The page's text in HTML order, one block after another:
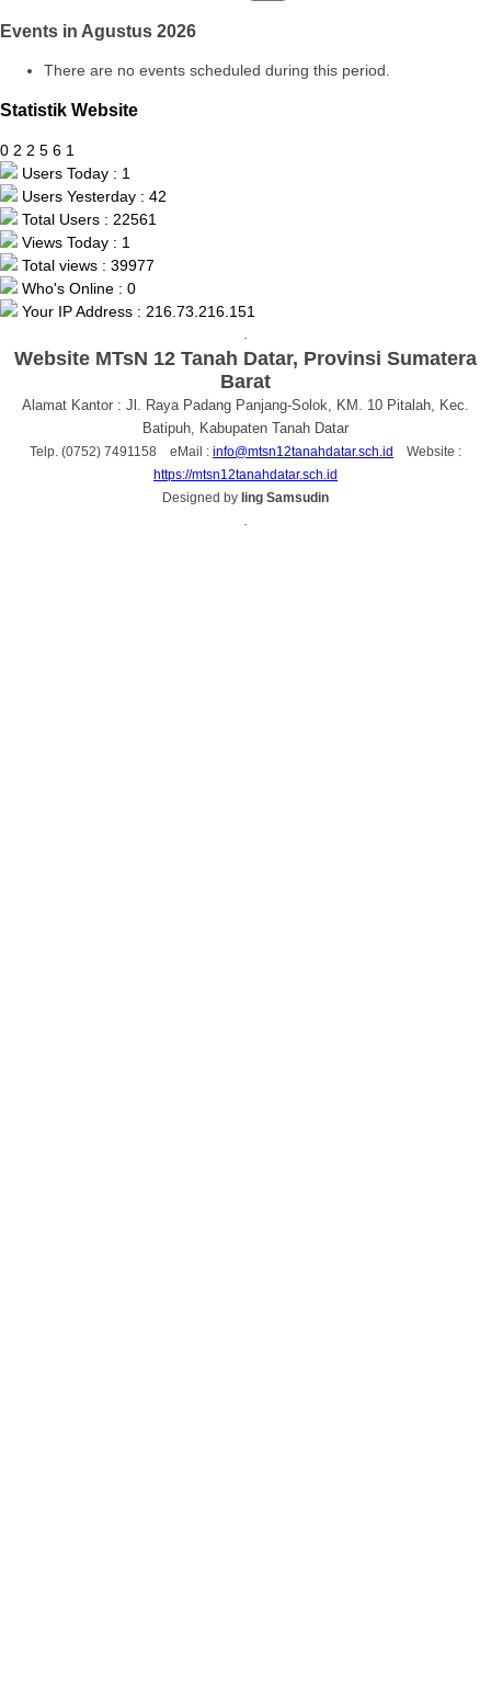
Events in Agustus 2026
There are no events scheduled during this period.
Statistik Website
0 2 2 5 6 1
Users Today : 1
Users Yesterday : 42
Total Users : 22561
Views Today : 1
Total views : 39977
Who's Online : 0
Your IP Address : 216.73.216.151
Website MTsN 12 Tanah Datar, Provinsi Sumatera
Barat
Alamat Kantor : Jl. Raya Padang Panjang-Solok, KM. 10 Pitalah, Kec.
Batipuh, Kabupaten Tanah Datar
Telp. (0752) 7491158 eMail : info@mtsn12tanahdatar.sch.id
Website :
https://mtsn12tanahdatar.sch.id
Designed by Iing Samsudin